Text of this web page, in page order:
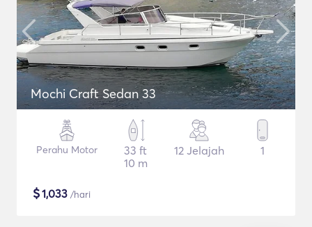
Mochi Craft Sedan 33
Perahu Motor
33 ft
10 m
12 Jelajah 1
$1,033 /hari